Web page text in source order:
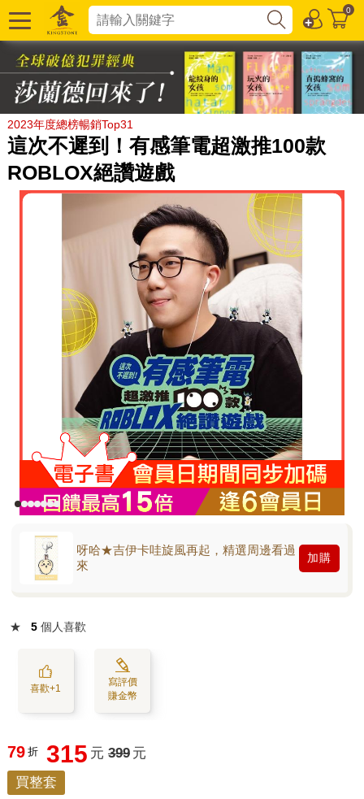
0
2023年度總榜暢銷Top31
這次不遲到！有感筆電超激推100款
ROBLOX絕讚遊戲
呀哈★吉伊卡哇旋風再起，精選周邊看過
來
加購
★ 5 個人喜歡
喜歡+1
寫評價
賺金幣
79 折 315 元 399 元
買整套